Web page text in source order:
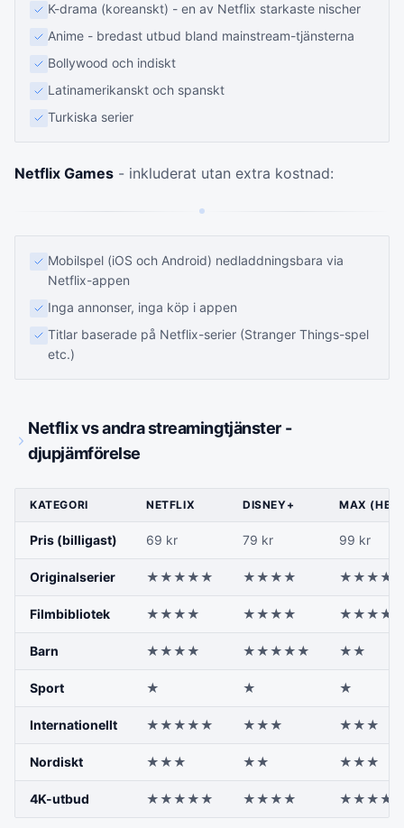
K-drama (koreanskt) - en av Netflix starkaste nischer
Anime - bredast utbud bland mainstream-tjänsterna
Bollywood och indiskt
Latinamerikanskt och spanskt
Turkiska serier
Netflix Games - inkluderat utan extra kostnad:
Mobilspel (iOS och Android) nedladdningsbara via
Netflix-appen
Inga annonser, inga köp i appen
Titlar baserade på Netflix-serier (Stranger Things-spel
etc.)
Netflix vs andra streamingtjänster -
djupjämförelse
KATEGORI NETFLIX DISNEY+ MAX
Pris (billigast) 69 kr 79 kr 99 kr
Originalserier ★★★★★ ★★★★
Filmbibliotek ★★★★ ★★★★
Barn ★★★★ ★★★★★ ★★
Sport ★ ★ ★
Internationellt ★★★★★ ★★★ ★★★
Nordiskt ★★★ ★★ ★★★
4K-utbud ★★★★★ ★★★★ ★★★★